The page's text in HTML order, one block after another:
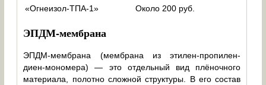
«Огнеизол-ТПА-1»
Около 200 руб.
ЭПДМ-мембрана
ЭПДМ-мембрана (мембрана из этилен-пропилен-
диен-мономера) — это отдельный вид плёночного
материала, полотно сложной структуры. В его состав